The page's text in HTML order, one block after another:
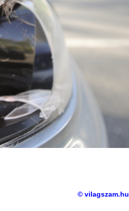
© vilagszam.hu